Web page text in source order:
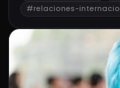
#relaciones-